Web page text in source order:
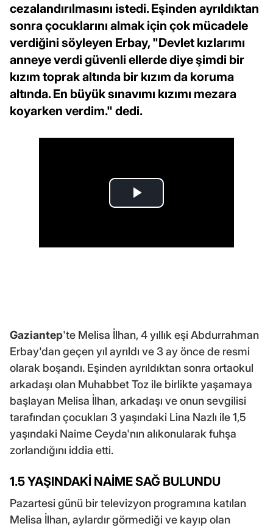
cezalandırılmasını istedi. Eşinden ayrıldıktan
sonra çocuklarını almak için çok mücadele
verdiğini söyleyen Erbay, "Devlet kızlarımı
anneye verdi güvenli ellerde diye şimdi bir
kızım toprak altında bir kızım da koruma
altında. En büyük sınavımı kızımı mezara
koyarken verdim." dedi.
Gaziantep'te Melisa İlhan, 4 yıllık eşi Abdurrahman
Erbay'dan geçen yıl ayrıldı ve 3 ay önce de resmi
olarak boşandı. Eşinden ayrıldıktan sonra ortaokul
arkadaşı olan Muhabbet Toz ile birlikte yaşamaya
başlayan Melisa İlhan, arkadaşı ve onun sevgilisi
tarafından çocukları 3 yaşındaki Lina Nazlı ile 1,5
yaşındaki Naime Ceyda'nın alıkonularak fuhşa
zorlandığını iddia etti.
1.5 YAŞINDAKİ NAİME SAĞ BULUNDU
Pazartesi günü bir televizyon programına katılan
Melisa İlhan, aylardır görmediği ve kayıp olan